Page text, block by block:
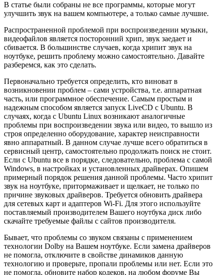
В статье были собраны не все программы, которые могут
улучшить звук на вашем компьютере, а только самые лучшие.
Распространенной проблемой при воспроизведении музыки,
видеофайлов является посторонний хрип, звук заедает и
сбивается. В большинстве случаев, когда хрипит звук на
ноутбуке, решить проблему можно самостоятельно. Давайте
разберемся, как это сделать.
Первоначально требуется определить, кто виноват в
возникновении проблем – сами устройства, т.е. аппаратная
часть, или программное обеспечение. Самым простым и
надежным способом является запуск LiveCD с Ubuntu. В
случаях, когда с Ubuntu Linux возникают аналогичные
проблемы при воспроизведении звука или видео, то вышло из
строя определенно оборудование, характер неисправности
явно аппаратный. В данном случае лучше всего обратиться в
сервисный центр, самостоятельно продолжать поиск не стоит.
Если с Ubuntu все в порядке, следовательно, проблема с самой
Windows, в настройках и установленных драйверах. Опишем
примерный порядок решения данной проблемы. Часто хрипит
звук на ноутбуке, притормаживает и щелкает, не только по
причине звуковых драйверов. Требуется обновить драйвера
для сетевых карт и адаптеров Wi-Fi. Для этого используйте
поставляемый производителем Вашего ноутбука диск либо
скачайте требуемые файлы с сайтов производителя.
Бывает, что проблемы со звуком связаны с применением
технологии Dolby на Вашем ноутбуке. Если замена драйверов
не помогла, отключите в свойстве динамиков данную
технологию и проверьте, пропали проблемы или нет. Если это
не помогла, обновите набор кодеков, на любом форуме Вы